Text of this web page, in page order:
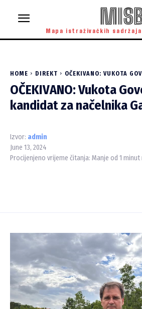
Mapa istraživačkih
HOME DIREKT OČEKIVANO: VUKOTA
OČEKIVANO: Vukota
kandidat za načelnika
Izvor: admin
June 13, 2024
Procijenjeno vrijeme čitanja: Manje od 1 minut